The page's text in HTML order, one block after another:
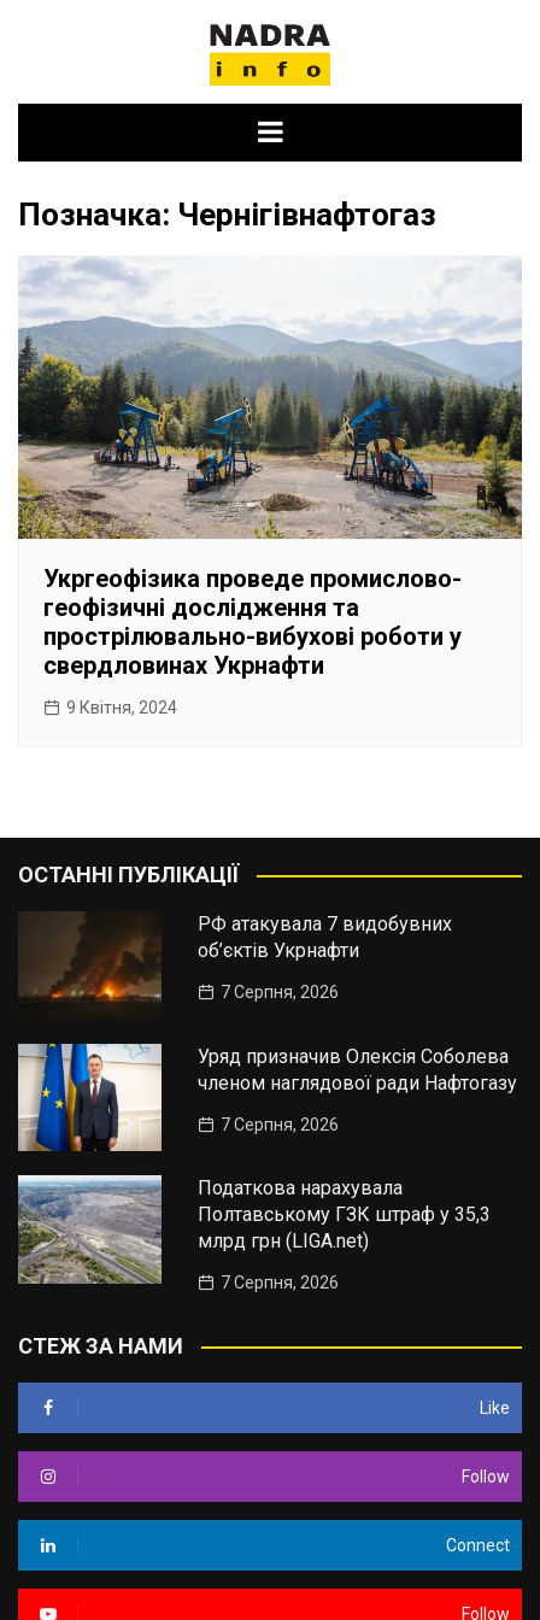
Позначка: Чернігівнафтогаз
Укргеофізика проведе промислово-
геофізичні дослідження та
прострілювально-вибухові роботи у
свердловинах Укрнафти
9 Квітня, 2024
ОСТАННІ ПУБЛІКАЦІЇ
РФ атакувала 7 видобувних
об’єктів Укрнафти
7 Серпня, 2026
Уряд призначив Олексія Соболева
членом наглядової ради Нафтогазу
7 Серпня, 2026
Податкова нарахувала
Полтавському ГЗК штраф у 35,3
млрд грн (LIGA.net)
7 Серпня, 2026
СТЕЖ ЗА НАМИ
Like
Follow
Connect
Follow